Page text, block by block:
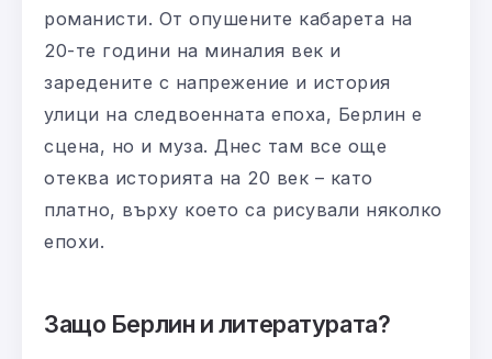
романисти. От опушените кабарета на
20-те години на миналия век и
заредените с напрежение и история
улици на следвоенната епоха, Берлин е
сцена, но и муза. Днес там все още
отеква историята на 20 век – като
платно, върху което са рисували няколко
епохи.
Защо Берлин и литературата?